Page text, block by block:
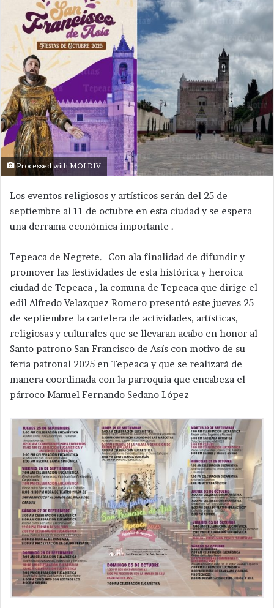
Processed with MOLDIV
Los eventos religiosos y artísticos serán del 25 de
septiembre al 11 de octubre en esta ciudad y se espera
una derrama económica importante .
Tepeaca de Negrete.- Con ala finalidad de difundir y
promover las festividades de esta histórica y heroica
ciudad de Tepeaca , la comuna de Tepeaca que dirige el
edil Alfredo Velazquez Romero presentó este jueves 25
de septiembre la cartelera de actividades, artísticas,
religiosas y culturales que se llevaran acabo en honor al
Santo patrono San Francisco de Asís con motivo de su
feria patronal 2025 en Tepeaca y que se realizará de
manera coordinada con la parroquia que encabeza el
párroco Manuel Fernando Sedano López